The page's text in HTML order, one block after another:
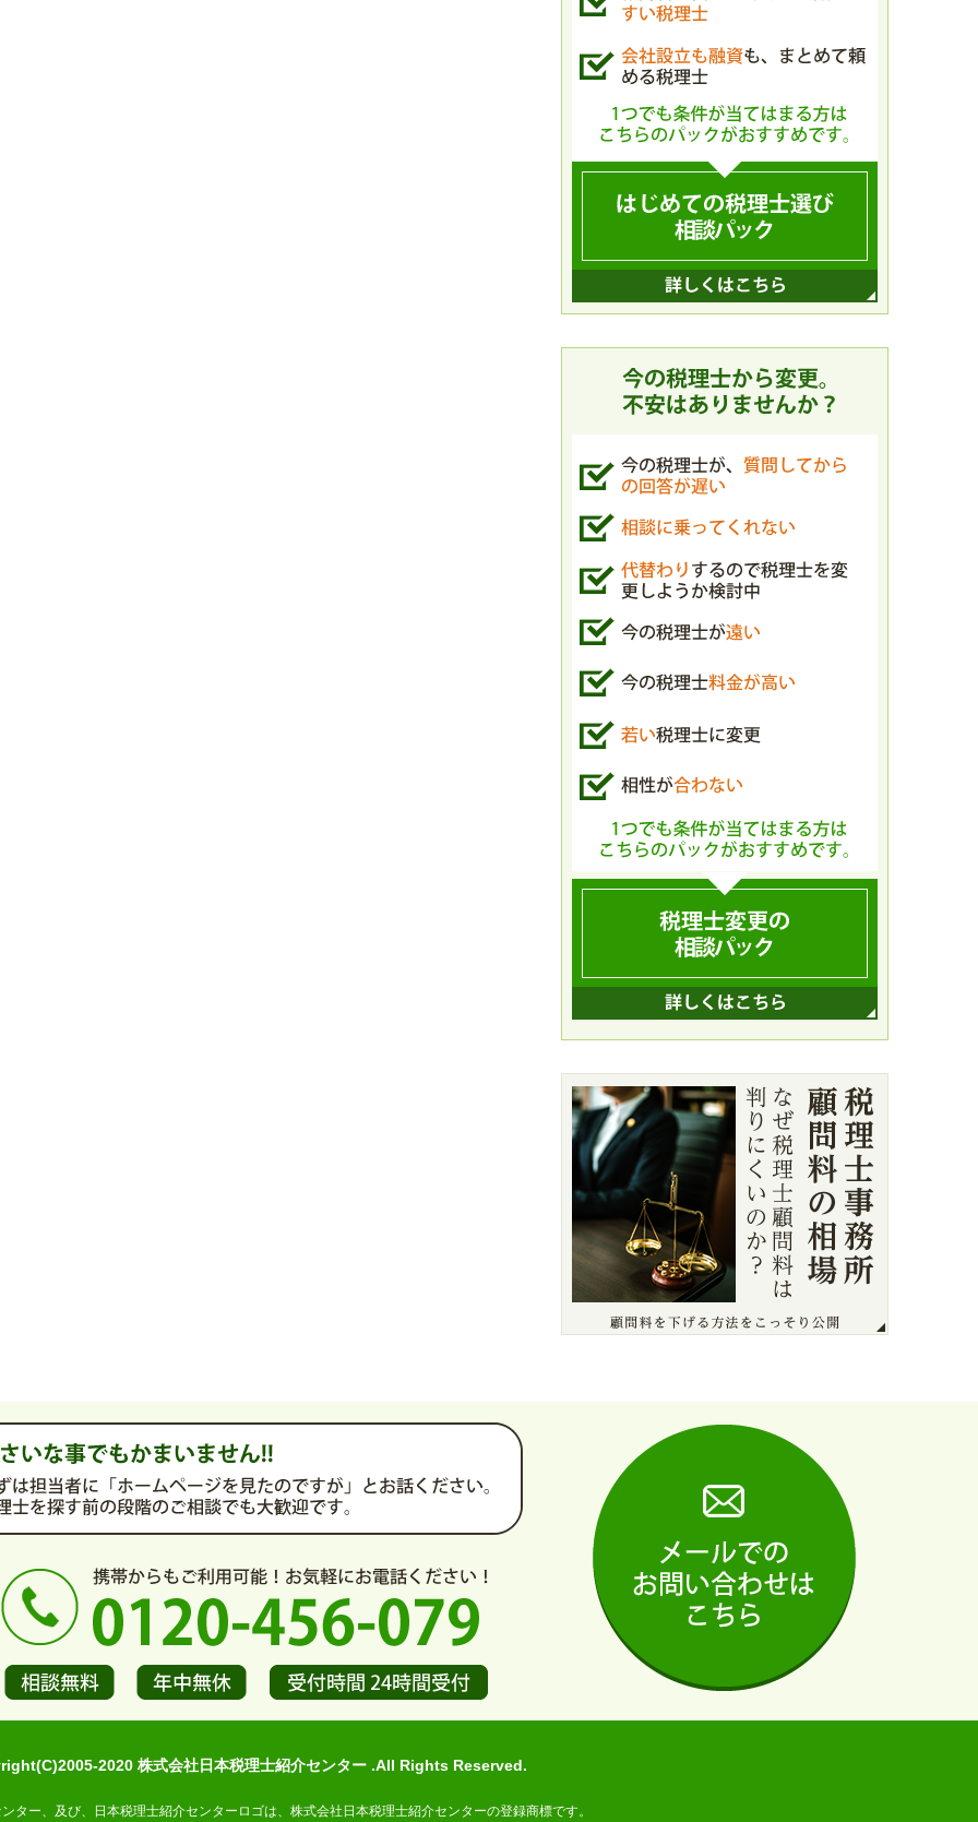
2020 株式会社日本税理士紹介センター .All Rights Reserved.
ター、及び、日本税理士紹介センターロゴは、株式会社日本税理士紹介センターの登録商標です。